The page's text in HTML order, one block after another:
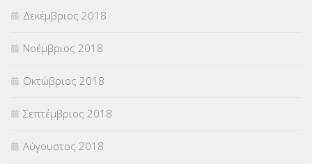
Δεκέμβριος 2018
Νοέμβριος 2018
Οκτώβριος 2018
Σεπτέμβριος 2018
Αύγουστος 2018